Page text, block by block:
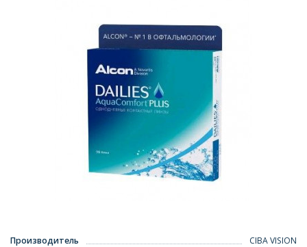
Производитель
CIBA VISION